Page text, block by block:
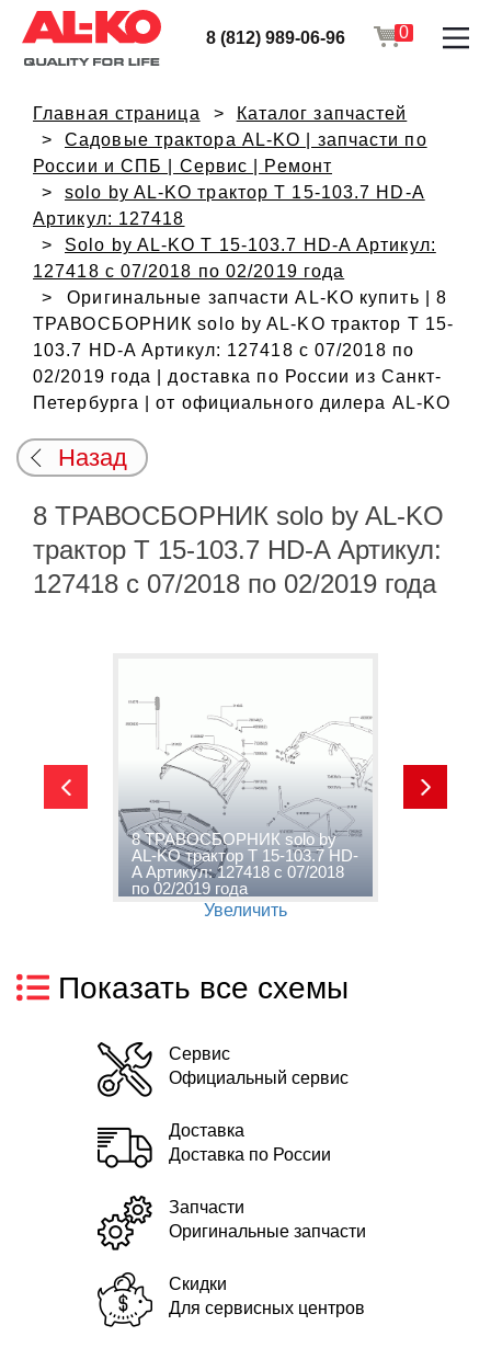
8 (812) 989-06-96 0
Главная страница
Каталог запчастей
Садовые трактора AL-KO | запчасти по
России и СПБ | Сервис | Ремонт
solo by AL-KO трактор T 15-103.7 HD-A
Артикул: 127418
Solo by AL-KO T 15-103.7 HD-A Артикул:
127418 с 07/2018 по 02/2019 года
Оригинальные запчасти AL-KO купить | 8
ТРАВОСБОРНИК solo by AL-KO трактор T 15-
103.7 HD-A Артикул: 127418 с 07/2018 по
02/2019 года | доставка по России из Санкт-
Петербурга | от официального дилера AL-KO
Назад
8 ТРАВОСБОРНИК solo by AL-KO
трактор T 15-103.7 HD-A Артикул:
127418 с 07/2018 по 02/2019 года
8 ТРАВОСБОРНИК solo by
AL-KO трактор T 15-103.7 HD-
A Артикул: 127418 с 07/2018
по 02/2019 года
Увеличить
Показать все схемы
Сервис
Официальный сервис
Доставка
Доставка по России
Запчасти
Оригинальные запчасти
Скидки
Для сервисных центров